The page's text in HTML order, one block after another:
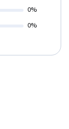
0%
0%